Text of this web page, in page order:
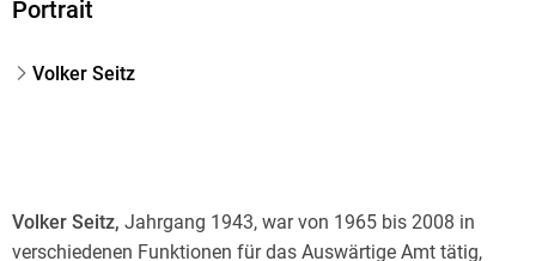
Portrait
Volker Seitz
Volker Seitz, Jahrgang 1943, war von 1965 bis 2008 in
verschiedenen Funktionen für das Auswärtige Amt tätig,